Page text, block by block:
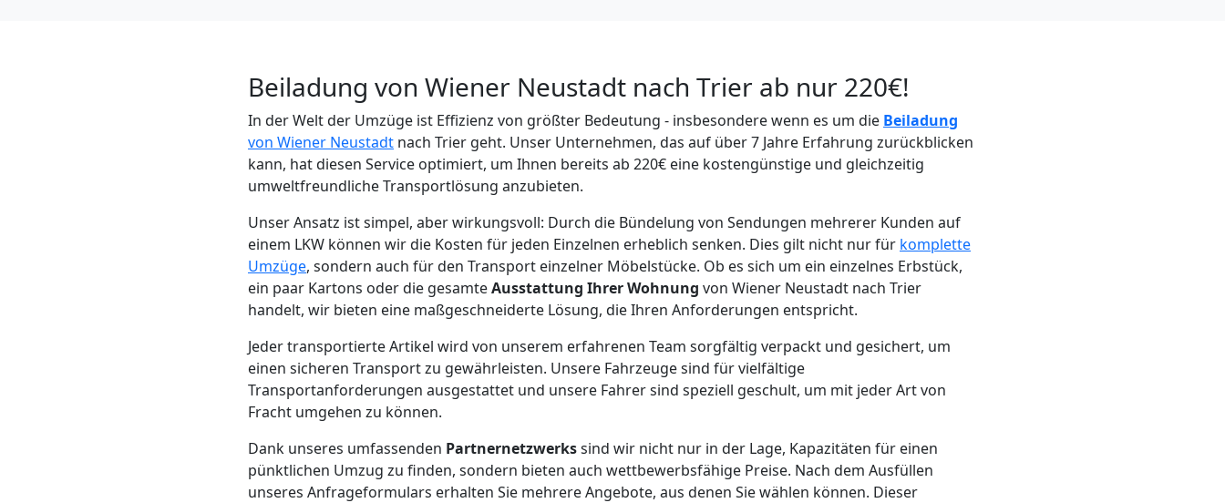
Beiladung von Wiener Neustadt nach Trier ab nur 220€!
In der Welt der Umzüge ist Effizienz von größter Bedeutung - insbesondere wenn es um die Beiladung
von Wiener Neustadt nach Trier geht. Unser Unternehmen, das auf über 7 Jahre Erfahrung zurückblicken
kann, hat diesen Service optimiert, um Ihnen bereits ab 220€ eine kostengünstige und gleichzeitig
umweltfreundliche Transportlösung anzubieten.
Unser Ansatz ist simpel, aber wirkungsvoll: Durch die Bündelung von Sendungen mehrerer Kunden auf
einem LKW können wir die Kosten für jeden Einzelnen erheblich senken. Dies gilt nicht nur für komplette
Umzüge, sondern auch für den Transport einzelner Möbelstücke. Ob es sich um ein einzelnes Erbstück,
ein paar Kartons oder die gesamteAusstattung Ihrer Wohnung von Wiener Neustadt nach Trier
handelt, wir bieten eine maßgeschneiderte Lösung, die Ihren Anforderungen entspricht.
Jeder transportierte Artikel wird von unserem erfahrenen Team sorgfältig verpackt und gesichert, um
einen sicheren Transport zu gewährleisten. Unsere Fahrzeuge sind für vielfältige
Transportanforderungen ausgestattet und unsere Fahrer sind speziell geschult, um mit jeder Art von
Fracht umgehen zu können.
Dank unseres umfassenden Partnernetzwerkssind wir nicht nur in der Lage, Kapazitäten für einen
pünktlichen Umzug zu finden, sondern bieten auch wettbewerbsfähige Preise. Nach dem Ausfüllen
unseres Anfrageformulars erhalten Sie mehrere Angebote, aus denen Sie wählen können. Dieser